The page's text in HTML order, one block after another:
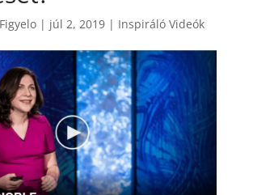
| júl 2, 2019| Inspiráló Videók